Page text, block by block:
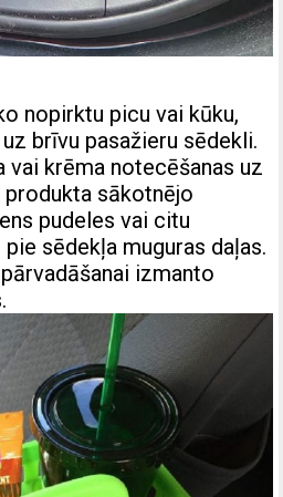
nopirktu picu vai kūku,
brīvu pasažieru sēdekli.
krēma notecēšanas uz
produkta sākotnējo
pudeles vai citu
sēdekļa muguras daļas.
izmanto